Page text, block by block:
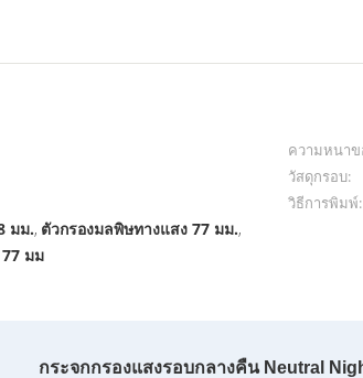
ความหนาข
วัสดุกรอบ:
วิธีการพิมพ์:
มม., ตัวกรองมลพิษทางแสง 77 มม.,
77 มม
กระจกกรองแสงรอบกลางคืน Neutral